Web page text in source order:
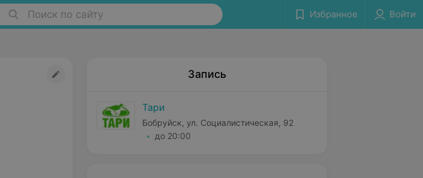
Поиск по сайту Избранное Войти
Запись
Тари
Бобруйск, ул. Социалистическая, 92
до 20:00